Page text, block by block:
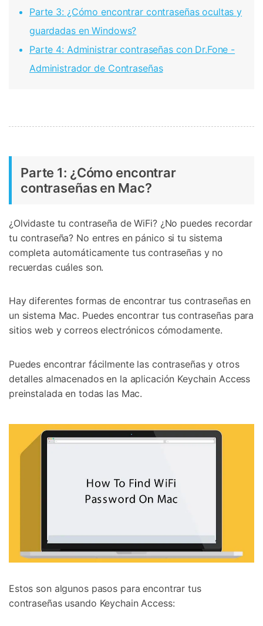
Parte 3: ¿Cómo encontrar contraseñas ocultas y
guardadas en Windows?
Parte 4: Administrar contraseñas con Dr.Fone -
Administrador de Contraseñas
Parte 1: ¿Cómo encontrar
contraseñas en Mac?
¿Olvidaste tu contraseña de WiFi? ¿No puedes recordar
tu contraseña? No entres en pánico si tu sistema
completa automáticamente tus contraseñas y no
recuerdas cuáles son.
Hay diferentes formas de encontrar tus contraseñas en
un sistema Mac. Puedes encontrar tus contraseñas para
sitios web y correos electrónicos cómodamente.
Puedes encontrar fácilmente las contraseñas y otros
detalles almacenados en la aplicación Keychain Access
preinstalada en todas las Mac.
Estos son algunos pasos para encontrar tus
contraseñas usando Keychain Access: